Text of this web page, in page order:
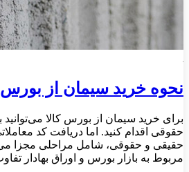
نحوه خرید سیمان از بورس
برای خرید سیمان از بورس کالا
حقوقی اقدام کنید. اما دریافت کد
حقیقی و حقوقی، شامل مراحلی مجزا
مربوط به بازار بورس و اوراق بهادار